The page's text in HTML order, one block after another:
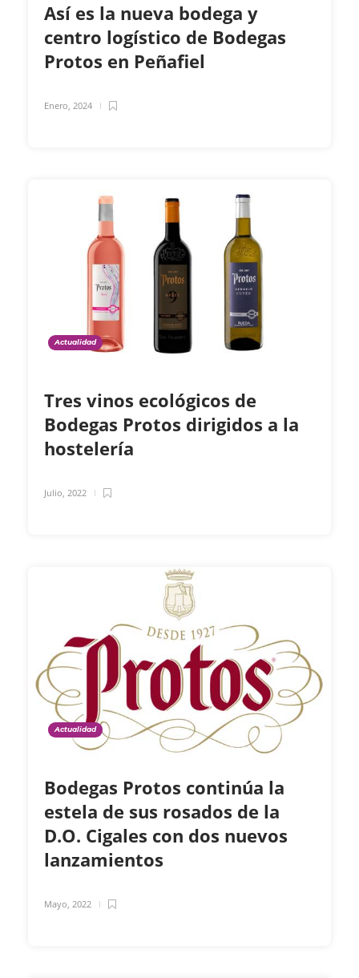
Así es la nueva bodega y
centro logístico de Bodegas
Protos en Peñafiel
Enero, 2024
Actualidad
Tres vinos ecológicos de
Bodegas Protos dirigidos a la
hostelería
Julio, 2022
Actualidad
Bodegas Protos continúa la
estela de sus rosados de la
D.O. Cigales con dos nuevos
lanzamientos
Mayo, 2022